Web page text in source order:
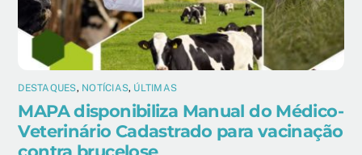
DESTAQUES, NOTÍCIAS, ÚLTIMAS
MAPA disponibiliza Manual do Médico-
Veterinário Cadastrado para vacinação